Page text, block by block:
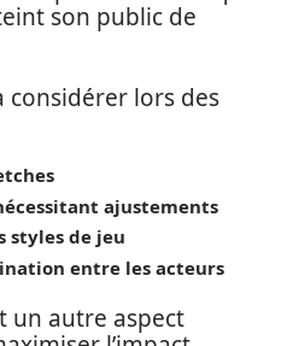
son public de
considérer lors des
ajustements
styles de jeu
entre les acteurs
un autre aspect